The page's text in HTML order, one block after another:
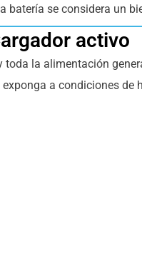
batería se considera un
activo
toda la alimentación
a condiciones de